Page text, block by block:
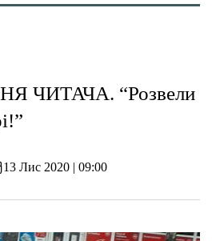
ЧИТАЧА. “Розвели
13 Лис 2020 | 09:00